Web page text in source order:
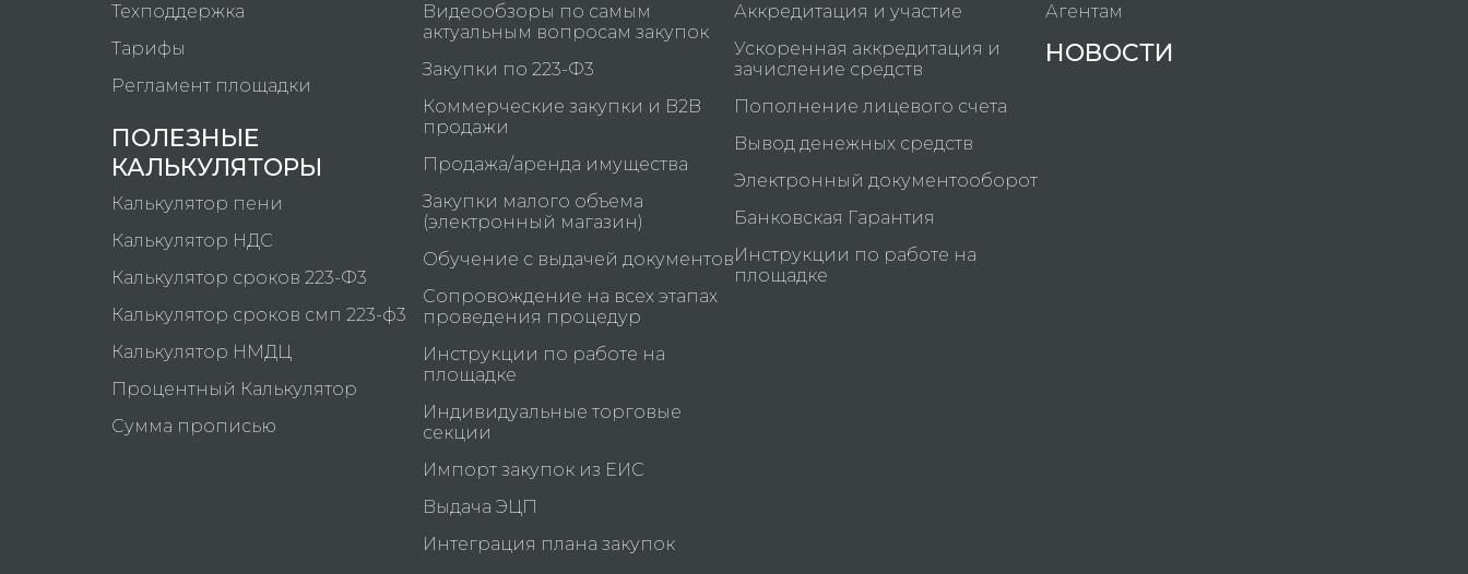
Техподдержка
Тарифы
Регламент площадки
ПОЛЕЗНЫЕ
КАЛЬКУЛЯТОРЫ
Калькулятор пени
Калькулятор НДС
Калькулятор сроков 223-Ф3
Калькулятор сроков смп 223-ф3
Калькулятор НМДЦ
Процентный Калькулятор
Сумма прописью
Видеообзоры по самым
актуальным вопросам закупок
Закупки по 223-Ф3
Коммерческие закупки и B2B
продажи
Продажа/аренда имущества
Закупки малого объема
(электронный магазин)
Обучение с выдачей документов
Сопровождение на всех этапах
проведения процедур
Инструкции по работе на
площадке
Индивидуальные торговые
секции
Импорт закупок из ЕИС
Выдача ЭЦП
Интеграция плана закупок
Аккредитация и участие
Ускоренная аккредитация и
зачисление средств
Пополнение лицевого счета
Вывод денежных средств
Электронный документооборот
Банковская Гарантия
Инструкции по работе на
площадке
Агентам
НОВОСТИ